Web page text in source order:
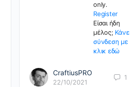
only.
Register
Είσαι ήδη
μέλος; Κάνε
σύνδεση με
κλικ εδώ
CraftiusPRO
22/10/2021
1